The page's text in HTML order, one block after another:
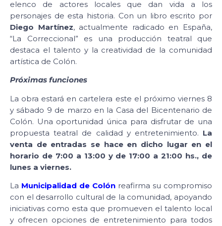
elenco de actores locales que dan vida a los
personajes de esta historia. Con un libro escrito por
Diego Martínez, actualmente radicado en España,
“La Correccional” es una producción teatral que
destaca el talento y la creatividad de la comunidad
artística de Colón.
Próximas funciones
La obra estará en cartelera este el próximo viernes 8
y sábado 9 de marzo en la Casa del Bicentenario de
Colón. Una oportunidad única para disfrutar de una
propuesta teatral de calidad y entretenimiento. La
venta de entradas se hace en dicho lugar en el
horario de 7:00 a 13:00 y de 17:00 a 21:00 hs., de
lunes a viernes.
La Municipalidad de Colón reafirma su compromiso
con el desarrollo cultural de la comunidad, apoyando
iniciativas como esta que promueven el talento local
y ofrecen opciones de entretenimiento para todos